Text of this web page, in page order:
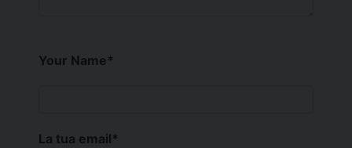
Your Name*
La tua email*